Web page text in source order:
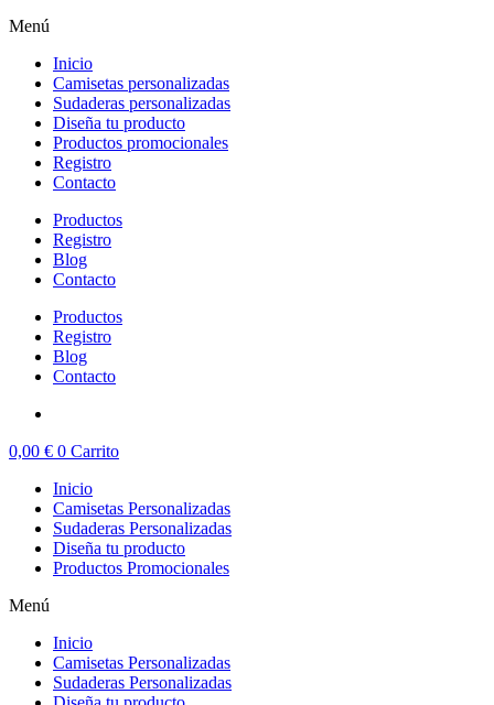
Menú
Inicio
Camisetas personalizadas
Sudaderas personalizadas
Diseña tu producto
Productos promocionales
Registro
Contacto
Productos
Registro
Blog
Contacto
Productos
Registro
Blog
Contacto
0,00 € 0 Carrito
Inicio
Camisetas Personalizadas
Sudaderas Personalizadas
Diseña tu producto
Productos Promocionales
Menú
Inicio
Camisetas Personalizadas
Sudaderas Personalizadas